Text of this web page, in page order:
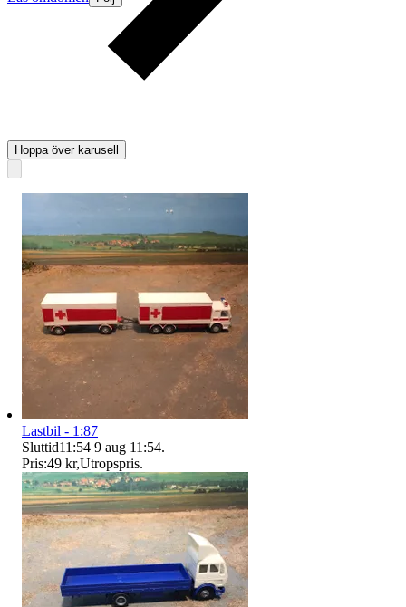
Hoppa över karusell
Lastbil - 1:87
Sluttid11:54 9 aug 11:54.
Pris:49 kr,Utropspris.